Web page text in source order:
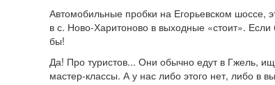
Автомобильные пробки на Егорьевском шоссе,
в с. Ново-Харитоново в выходные «стоит».
бы!
Да! Про туристов... Они обычно едут в Гжель,
мастер-классы. А у нас либо этого нет, либо в